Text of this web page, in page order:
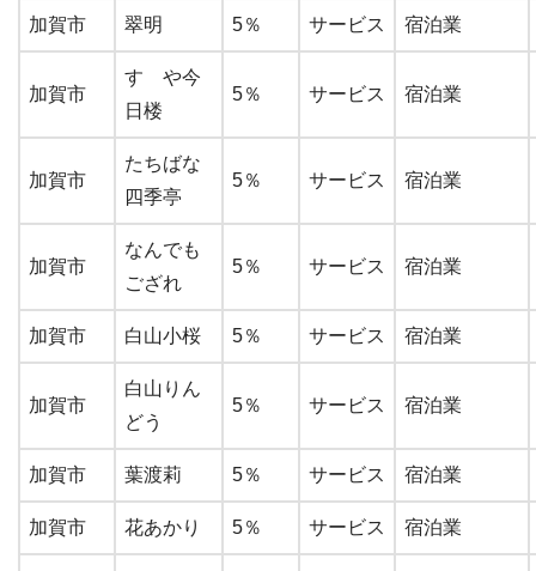
加賀市 翠明 5％ サービス 宿泊業
加賀市
すゞや今
日楼
5％ サービス 宿泊業
加賀市
たちばな
四季亭
5％ サービス 宿泊業
加賀市
なんでも
ござれ
5％ サービス 宿泊業
加賀市 白山小桜 5％ サービス 宿泊業
加賀市
白山りん
どう
5％ サービス 宿泊業
加賀市 葉渡莉 5％ サービス 宿泊業
加賀市 花あかり 5％ サービス 宿泊業